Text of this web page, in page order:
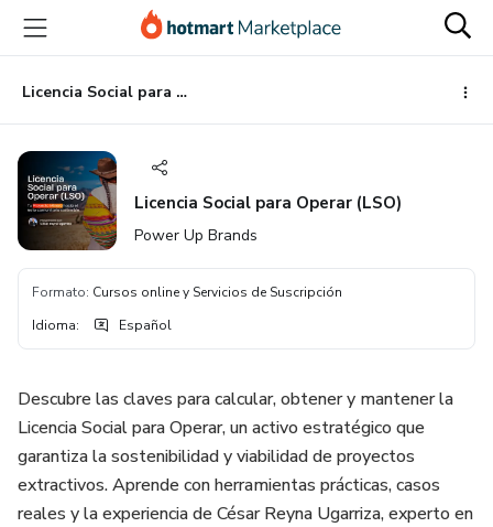
principal
página
de
página
Licencia Social para Operar (LSO)
Licencia Social para Operar (LSO)
Power Up Brands
Formato: Cursos online y Servicios de Suscripción
Idioma: Español
Descubre las claves para calcular, obtener y mantener la
Licencia Social para Operar, un activo estratégico que
garantiza la sostenibilidad y viabilidad de proyectos
extractivos. Aprende con herramientas prácticas, casos
reales y la experiencia de César Reyna Ugarriza, experto en